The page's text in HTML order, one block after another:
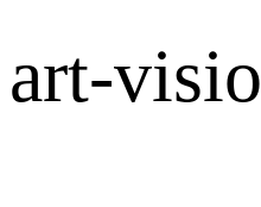
art-